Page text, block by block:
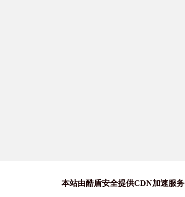
本站由酷盾安全提供CDN加速服务